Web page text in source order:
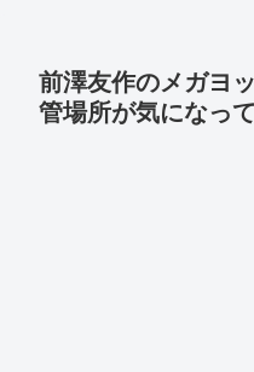
前澤友作のメガヨ
管場所が気になっ